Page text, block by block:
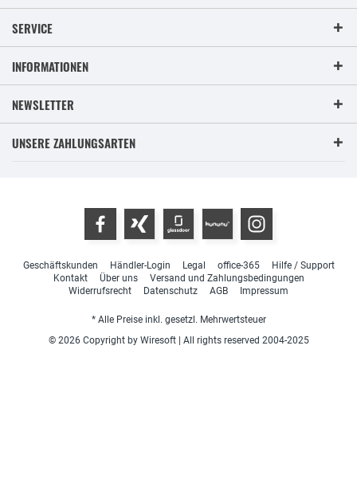
SERVICE
INFORMATIONEN
NEWSLETTER
UNSERE ZAHLUNGSARTEN
Geschäftskunden Händler-Login Legal office-365
Hilfe / Support
Kontakt
Über uns
Versand und Zahlungsbedingungen
Widerrufsrecht
Datenschutz AGB Impressum
* Alle Preise inkl. gesetzl. Mehrwertsteuer
© 2026 Copyright by Wiresoft | All rights reserved 2004-2025